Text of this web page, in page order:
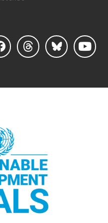
Mit dem
steht der
ein vollständig
Der bereits genutzte
jetzt sanierten Altbau
schrittweise bis zu den
abgeschlossen. Nach den
bezogen, lediglich der
erst im Herbst.
befindlichen
künftig über zeitgemäße
Mensabetrieb für eine
die Stadt an diesem